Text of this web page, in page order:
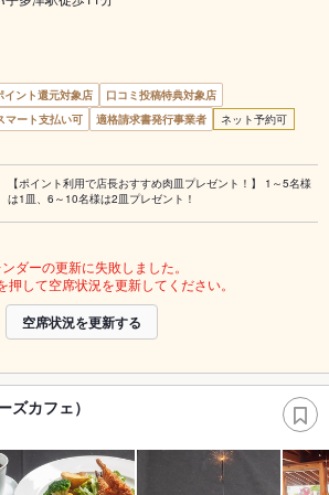
イント還元対象店
口コミ投稿特典対象店
マート支払い可 適格請求書発行事業者
ネット予約可
【ポイント利用で店長おすすめ肉皿プレゼント！】 1～5名様
は1皿、6～10名様は2皿プレゼント！
ダーの更新に失敗しました。
押して空席状況を更新してください。
空席状況を更新する
ズカフェ）